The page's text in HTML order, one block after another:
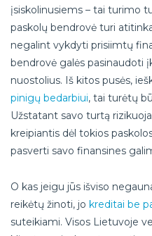
įsiskolinusiems – tai turimo
paskolų bendrovė turi
negalint vykdyti prisiimtų
bendrovė galės
nuostolius. Iš kitos pusės,
pinigų bedarbiui, tai turėtų
Užstatant savo turtą
kreipiantis dėl tokios
pasverti savo finansines
O kas jeigu jūs išviso
reikėtų žinoti, jo kreditai be
suteikiami. Visos Lietuvoje